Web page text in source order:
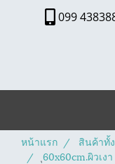
099
หน้าแรก สินค้าทั้
ุ60x60cm.ผิวเงา